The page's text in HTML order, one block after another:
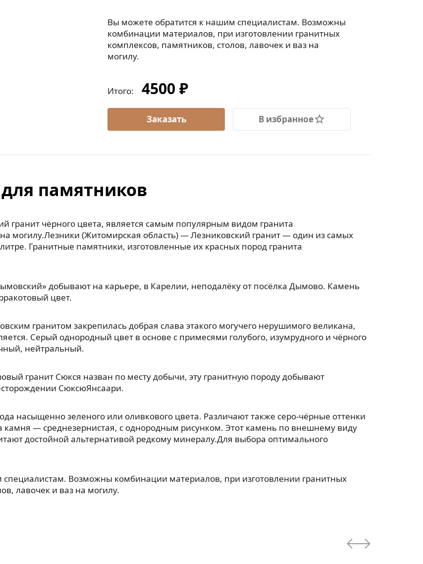
Вы можете обратится к нашим специалистам. Возможны
комбинации материалов, при изготовлении гранитных
комплексов, памятников, столов, лавочек и ваз на
могилу.
Итого: 4500 ₽
В избранное
памятников
гранит чёрного цвета, является самым популярным видом гранита
могилу.Лезники (Житомирская область) — Лезниковский гранит — один из самых
Гранитные памятники, изготовленные их красных пород гранита
добывают на карьере, в Карелии, неподалёку от посёлка Дымово. Камень
цвет.
гранитом закрепилась добрая слава этакого могучего нерушимого великана,
Серый однородный цвет в основе с примесями голубого, изумрудного и чёрного
нейтральный.
гранит Сюкся назван по месту добычи, эту гранитную породу добывают
СюксюЯнсаари.
насыщенно зеленого или оливкового цвета. Различают также серо-чёрные оттенки
камня — среднезернистая, с однородным рисунком. Этот камень по внешнему виду
достойной альтернативой редкому минералу.Для выбора оптимального
Возможны комбинации материалов, при изготовлении гранитных
лавочек и ваз на могилу.